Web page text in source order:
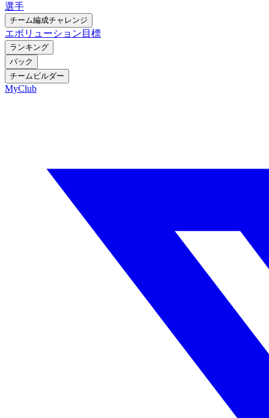
選手
チーム編成チャレンジ
エボリューション 目標
ランキング
パック
チームビルダー
MyClub